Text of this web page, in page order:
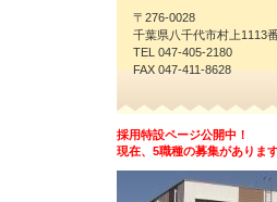
〒276-0028
千葉県八千代市村上1113
TEL 047-405-2180
FAX 047-411-8628
採用特設ページ公開中！
現在、5職種の募集があります